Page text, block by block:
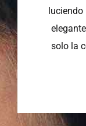
solo la